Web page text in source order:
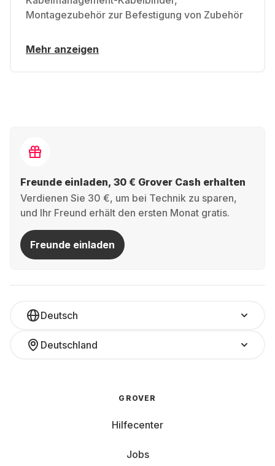
Montagezubehör zur Befestigung von Zubehör
Mehr anzeigen
Freunde einladen, 30 € Grover Cash erhalten
Verdienen Sie 30 €, um bei Technik zu sparen,
und Ihr Freund erhält den ersten Monat gratis.
Freunde einladen
Deutsch
Deutschland
GROVER
Hilfecenter
Jobs